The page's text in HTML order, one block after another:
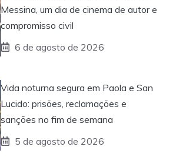
Messina, um dia de cinema de autor e
compromisso civil
6 de agosto de 2026
Vida noturna segura em Paola e San
Lucido: prisões, reclamações e
sanções no fim de semana
5 de agosto de 2026